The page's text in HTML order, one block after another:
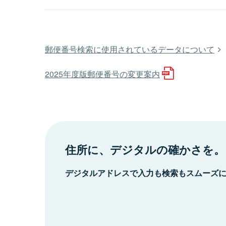
郵便番号検索に使用されているデータについて
2025年度版郵便番号の変更案内
住所に、デジタルの確かさを。
デジタルアドレスで入力も検索もスムーズ